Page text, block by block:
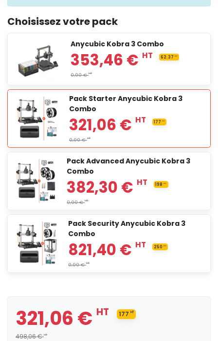
Choisissez votre pack
Anycubic Kobra 3 Combo
353,46 €
0,00 €
Pack Starter Anycubic Kobra 3
Combo
0,00 €
Pack Advanced Anycubic Kobra 3
Combo
Pack Security Anycubic Kobra 3
Combo
321,06 € HT
498,06 €HT
177 HT